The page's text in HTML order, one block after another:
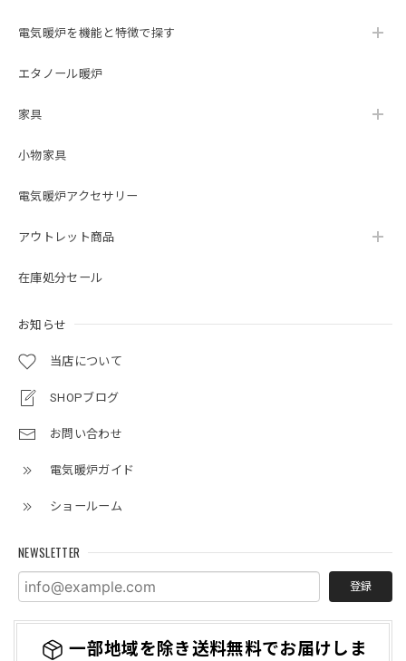
電気暖炉を機能と特徴で探す
エタノール暖炉
家具
小物家具
電気暖炉アクセサリー
アウトレット商品
在庫処分セール
お知らせ
当店について
SHOPブログ
お問い合わせ
電気暖炉ガイド
ショールーム
NEWSLETTER
登録
一部地域を除き送料無料でお届けしま
delivered exactly when it was supposed to be and installed
professionally. I will be recommending Lloyd Grande from
fireplace. 暖炉は素晴らしく、見た目も素晴らしいです！ 予
ックスフォード コレクションのロイド グランデを、暖炉が
この度は当ショップをご利用いただき誠にあり
足いただけましたこと、大変嬉しく存じます。
末永くご愛用いただければ幸いでございます。
マンションのリフォームに伴い購入しました。フォーカルポ
どを飾ってさらに雰囲気あるインテリアにできたらと思って
この度は当店で電気暖炉をご購入頂きまして誠
にご満足いただけましたこと、大変嬉しく存じ
ろしくお願い申し上げます。